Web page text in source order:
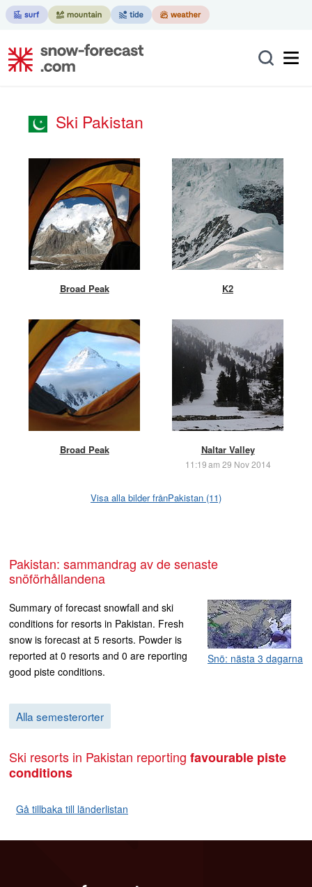
Ski Pakistan
Broad Peak K2
Broad Peak Naltar Valley
11:19 am 29 Nov 2014
Visa alla bilder frånPakistan (11)
Pakistan: sammandrag av de senaste
snöförhållandena
Snö: nästa 3 dagarna
Summary of forecast snowfall and ski
conditions for resorts in Pakistan. Fresh
snow is forecast at 5 resorts. Powder is
reported at 0 resorts and 0 are reporting
good piste conditions.
Alla semesterorter
Ski resorts in Pakistan reporting favourable piste
conditions
Gå tillbaka till länderlistan